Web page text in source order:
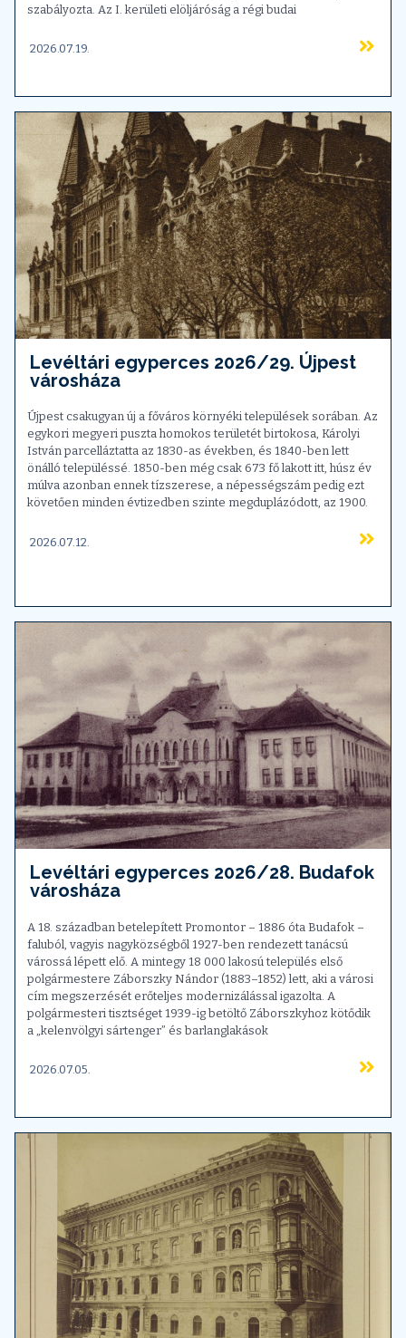
szabályozta. Az I. kerületi elöljáróság a régi budai
2026.07.19.
Levéltári egyperces 2026/29. Újpest
városháza
Újpest csakugyan új a főváros környéki települések sorában. Az
egykori megyeri puszta homokos területét birtokosa, Károlyi
István parcelláztatta az 1830-as években, és 1840-ben lett
önálló településsé. 1850-ben még csak 673 fő lakott itt, húsz év
múlva azonban ennek tízszerese, a népességszám pedig ezt
követően minden évtizedben szinte megduplázódott, az 1900.
2026.07.12.
Levéltári egyperces 2026/28. Budafok
városháza
A 18. században betelepített Promontor – 1886 óta Budafok –
faluból, vagyis nagyközségből 1927-ben rendezett tanácsú
várossá lépett elő. A mintegy 18 000 lakosú település első
polgármestere Záborszky Nándor (1883–1852) lett, aki a városi
cím megszerzését erőteljes modernizálással igazolta. A
polgármesteri tisztséget 1939-ig betöltő Záborszkyhoz kötődik
a „kelenvölgyi sártenger” és barlanglakások
2026.07.05.